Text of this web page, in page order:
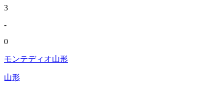
3
-
0
モンテディオ山形
山形